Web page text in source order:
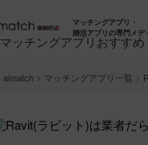
マッチングアプリ・
婚活アプリの専門メデ
マッチングアプリおすすめ
aimatch > マッチングアプリ一覧 >